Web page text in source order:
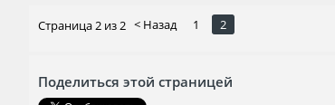
Страница 2 из 2 < Назад 1 2
Поделиться этой страницей